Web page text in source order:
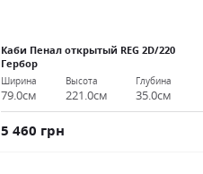
Каби Пенал открытый REG 2D/220
Гербор
Ширина
79.0см
Высота
221.0см
Глубина
35.0см
5 460 грн